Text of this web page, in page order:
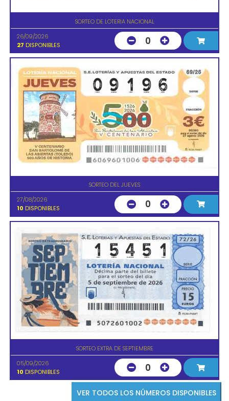
SORTEO DE LOTERIA NACIONAL
26/09/2026
27 DISPONIBLES 0
SORTEO DEL JUEVES
27/08/2026
10 DISPONIBLES 0
SORTEO EXTRA DE SEPTIEMBRE
05/09/2026
10 DISPONIBLES 0
VER TODOS LOS NÚMEROS DISPONIBLES